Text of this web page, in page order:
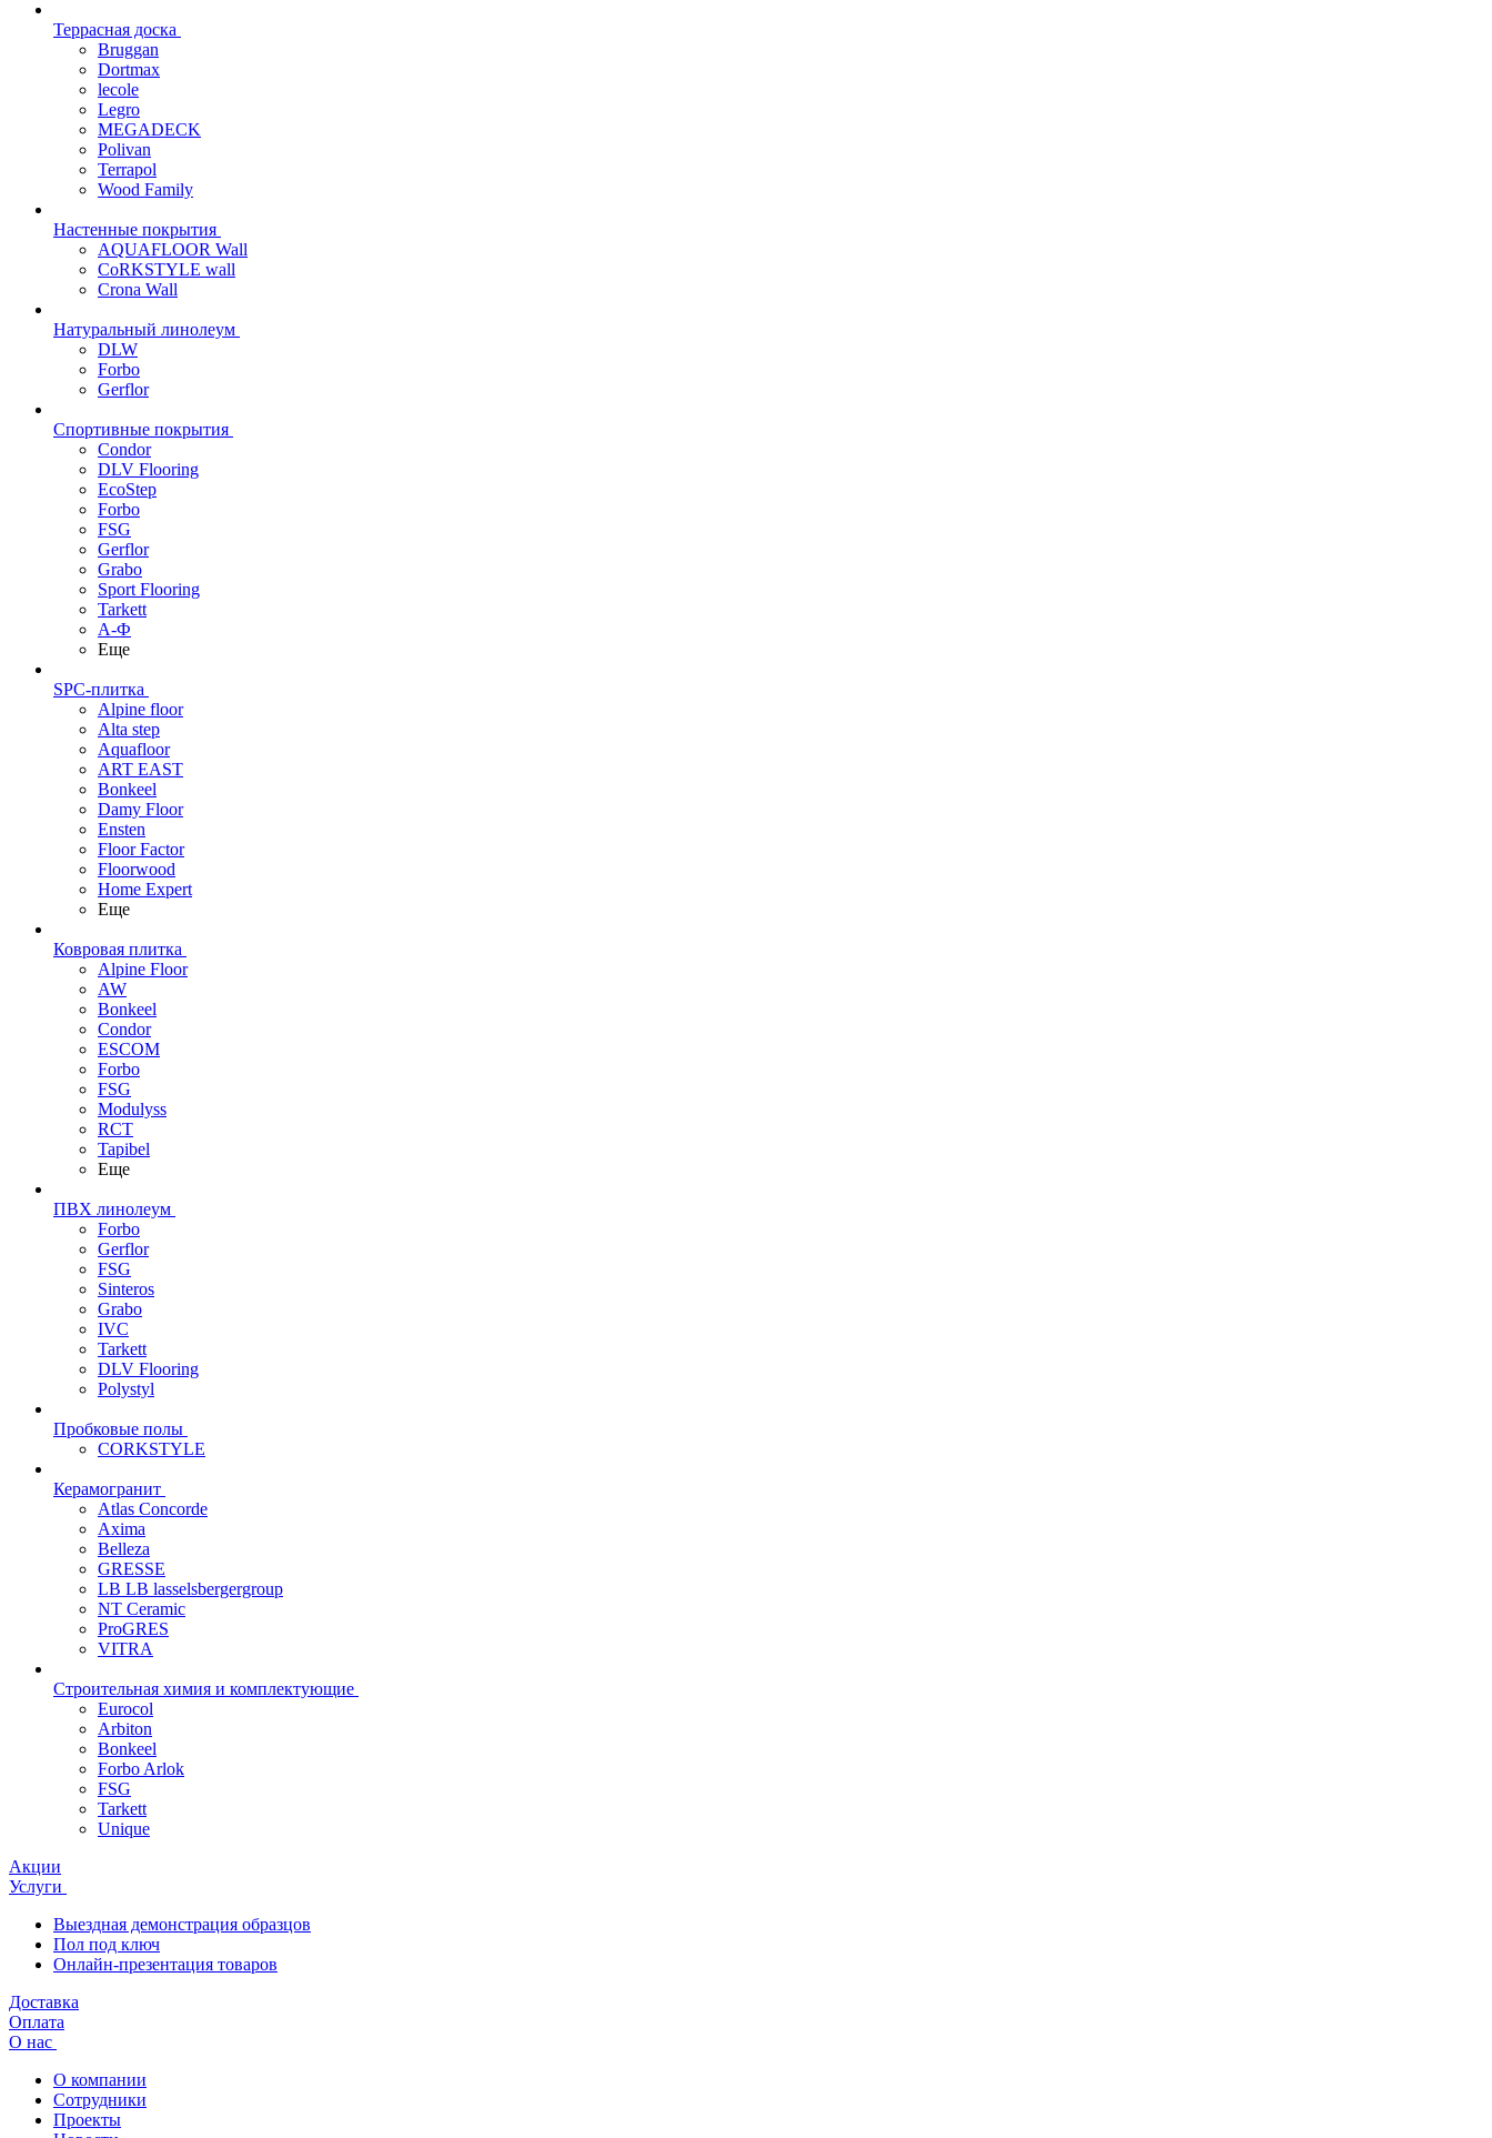
Террасная доска
Bruggan
Dortmax
lecole
Legro
MEGADECK
Polivan
Terrapol
Wood Family
Настенные покрытия
AQUAFLOOR Wall
CoRKSTYLE wall
Crona Wall
Натуральный линолеум
DLW
Forbo
Gerflor
Спортивные покрытия
Condor
DLV Flooring
EcoStep
Forbo
FSG
Gerflor
Grabo
Sport Flooring
Tarkett
А-Ф
Еще
SPC-плитка
Alpine floor
Alta step
Aquafloor
ART EAST
Bonkeel
Damy Floor
Ensten
Floor Factor
Floorwood
Home Expert
Еще
Ковровая плитка
Alpine Floor
AW
Bonkeel
Condor
ESCOM
Forbo
FSG
Modulyss
RCT
Tapibel
Еще
ПВХ линолеум
Forbo
Gerflor
FSG
Sinteros
Grabo
IVC
Tarkett
DLV Flooring
Polystyl
Пробковые полы
CORKSTYLE
Керамогранит
Atlas Concorde
Axima
Belleza
GRESSE
LB LB lasselsbergergroup
NT Ceramic
ProGRES
VITRA
Строительная химия и комплектующие
Eurocol
Arbiton
Bonkeel
Forbo Arlok
FSG
Tarkett
Unique
Акции
Услуги
Выездная демонстрация образцов
Пол под ключ
Онлайн-презентация товаров
Доставка
Оплата
О нас
О компании
Сотрудники
Проекты